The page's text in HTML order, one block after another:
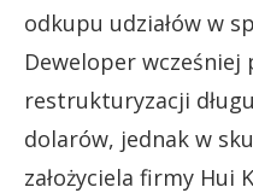
odkupu udziałów w
Deweloper wcześniej
restrukturyzacji
dolarów, jednak w
założyciela firmy Hui